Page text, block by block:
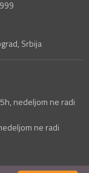
Srbija
nedeljom ne radi
ne radi